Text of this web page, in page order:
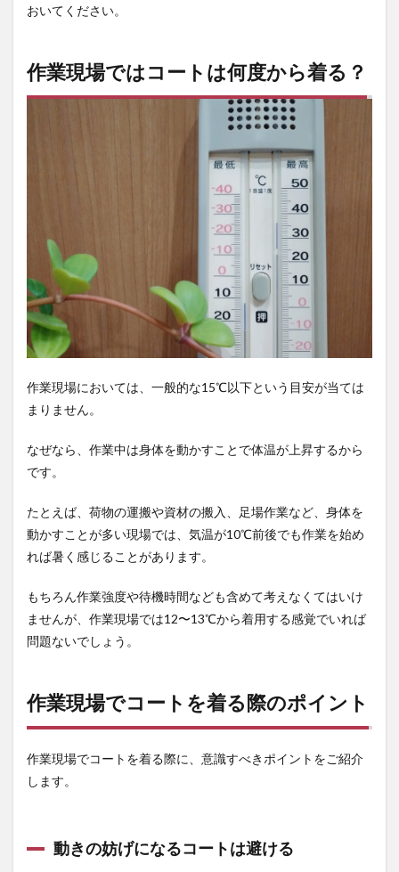
着
3
作業
現場
動き
の妨
げに
なる
コー
トは
避け
3.2
着脱
すい
利
3.3
重ね
調整
する
のも
方法
4
まと
め
4.1
作業
【作
業着
おいてください。
作業現場ではコートは何度から着る？
作業現場においては、一般的な15℃以下という目安が当ては
まりません。
なぜなら、作業中は身体を動かすことで体温が上昇するから
です。
たとえば、荷物の運搬や資材の搬入、足場作業など、身体を
動かすことが多い現場では、気温が10℃前後でも作業を始め
れば暑く感じることがあります。
もちろん作業強度や待機時間なども含めて考えなくてはいけ
ませんが、作業現場では12〜13℃から着用する感覚でいれば
問題ないでしょう。
作業現場でコートを着る際のポイント
作業現場でコートを着る際に、意識すべきポイントをご紹介
します。
動きの妨げになるコートは避ける